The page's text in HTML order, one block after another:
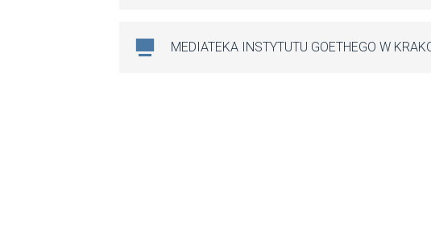
MEDIATEKA INSTYTUTU GOETHEGO W